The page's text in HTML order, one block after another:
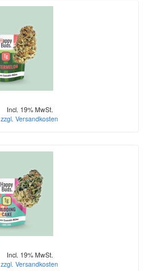
Incl. 19% MwSt.
zzgl. Versandkosten
Incl. 19% MwSt.
zzgl. Versandkosten